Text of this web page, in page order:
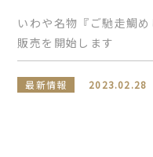
いわや名物『ご馳走鯛
販売を開始します
最新情報 2023.02.28